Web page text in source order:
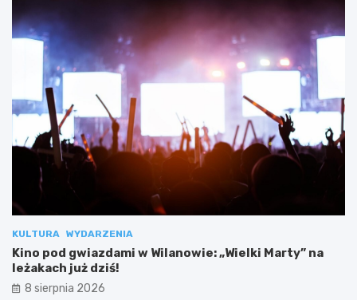
KULTURA WYDARZENIA
Kino pod gwiazdami w Wilanowie: „Wielki Marty” na
leżakach już dziś!
8 sierpnia 2026